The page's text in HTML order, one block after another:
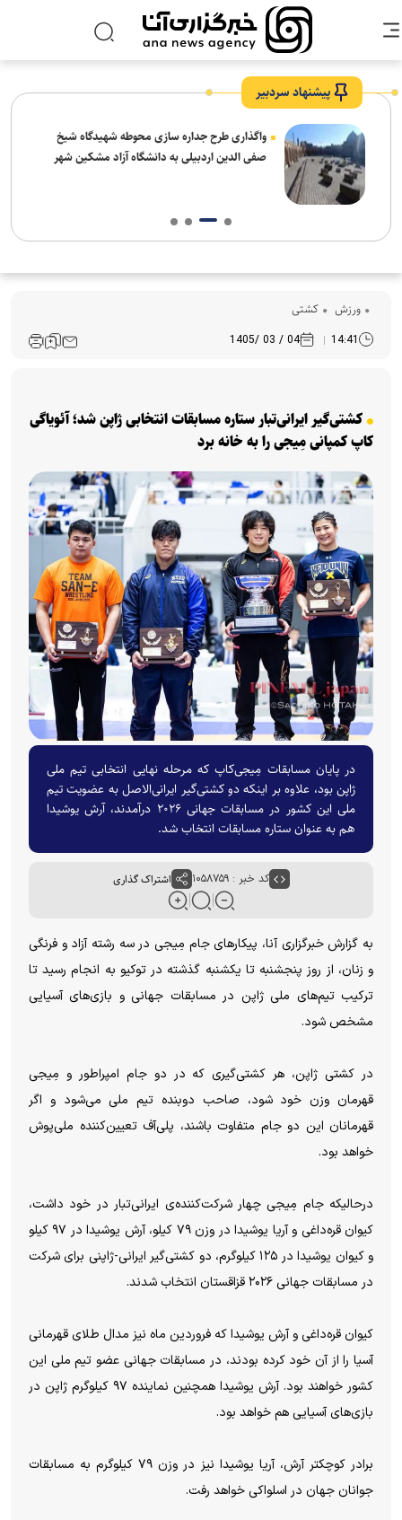
پیشنهاد سردبیر
واگذاری طرح جداره سازی محوطه شهیدگاه شیخ
صفی الدین اردبیلی به دانشگاه آزاد مشکین شهر
ورزش کشتی
14:41
04 / 03 /1405
کشتی‌گیر ایرانی‌تبار ستاره مسابقات انتخابی ژاپن شد؛ آئویاگی
کاپ کمپانی مِیجی را به خانه برد
در پایان مسابقات مِیجی‌کاپ که مرحله نهایی انتخابی تیم ملی
ژاپن بود، علاوه بر اینکه دو کشتی‌گیر ایرانی‌الاصل به عضویت تیم
ملی این کشور در مسابقات جهانی ۲۰۲۶ درآمدند، آرش یوشیدا
هم به عنوان ستاره مسابقات انتخاب شد.
کد خبر : ۱۰۵۸۷۵۹ اشتراک گذاری
به گزارش خبرگزاری آنا، پیکار‌های جام مِیجی در سه رشته آزاد و فرنگی
و زنان، از روز پنجشنبه تا یکشنبه گذشته در توکیو به انجام رسید تا
ترکیب تیم‌های ملی ژاپن در مسابقات جهانی و بازی‌های آسیایی
مشخص شود.
در کشتی ژاپن، هر کشتی‌گیری که در دو جام امپراطور و مِیجی
قهرمان وزن خود شود، صاحب دوبنده تیم ملی می‌شود و اگر
قهرمانان این دو جام متفاوت باشند، پلی‌آف تعیین‌کننده ملی‌پوش
خواهد بود.
درحالیکه جام مِیجی چهار شرکت‌کننده‌ی ایرانی‌تبار در خود داشت،
کیوان قره‌داغی و آریا یوشیدا در وزن ۷۹ کیلو، آرش یوشیدا در ۹۷ کیلو
و کیوان یوشیدا در ۱۲۵ کیلوگرم، دو کشتی‌گیر ایرانی-ژاپنی برای شرکت
در مسابقات جهانی ۲۰۲۶ قزاقستان انتخاب شدند.
کیوان قره‌داغی و آرش یوشیدا که فروردین ماه نیز مدال طلای قهرمانی
آسیا را از آن خود کرده بودند، در مسابقات جهانی عضو تیم ملی این
کشور خواهند بود. آرش یوشیدا همچنین نماینده ۹۷ کیلوگرم ژاپن در
بازی‌های آسیایی هم خواهد بود.
برادر کوچکتر آرش، آریا یوشیدا نیز در وزن ۷۹ کیلوگرم به مسابقات
جوانان جهان در اسلواکی خواهد رفت.